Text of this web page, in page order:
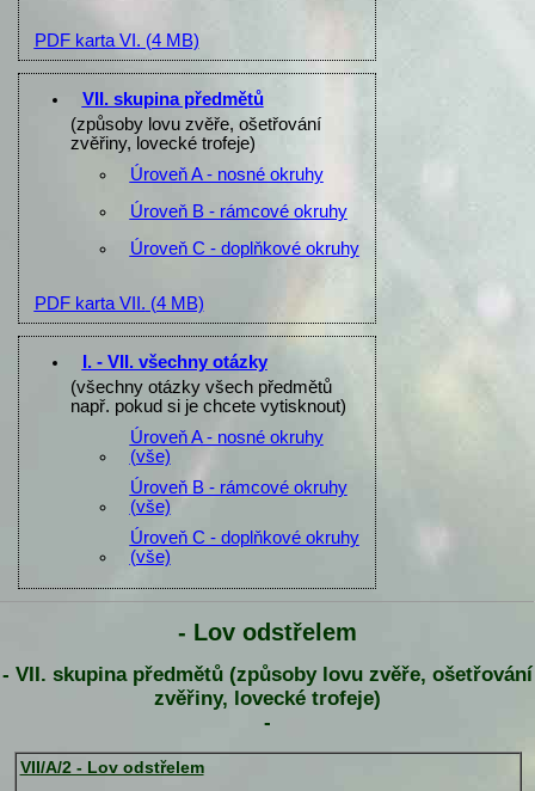
PDF karta VI. (4 MB)
VII. skupina předmětů
(způsoby lovu zvěře, ošetřování
zvěřiny, lovecké trofeje)
Úroveň A - nosné okruhy
Úroveň B - rámcové okruhy
Úroveň C - doplňkové okruhy
PDF karta VII. (4 MB)
I. - VII. všechny otázky
(všechny otázky všech předmětů
např. pokud si je chcete vytisknout)
Úroveň A - nosné okruhy
(vše)
Úroveň B - rámcové okruhy
(vše)
Úroveň C - doplňkové okruhy
(vše)
- Lov odstřelem
- VII. skupina předmětů (způsoby lovu zvěře, ošetřování
zvěřiny, lovecké trofeje)
-
VII/A/2 - Lov odstřelem